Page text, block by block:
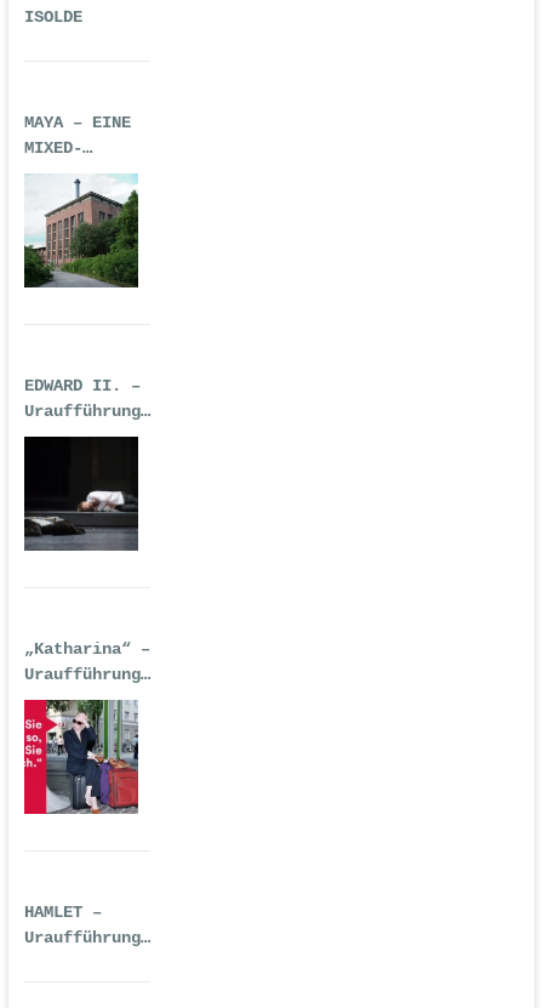
ISOLDE
MAYA – EINE
MIXED-
REALITY-
TECHNO-OPER
EDWARD II. –
Uraufführung
| Premiere:
Deutsche Oper
Berlin
„Katharina“ –
Uraufführung
| 14.
September
2016
HAMLET –
Uraufführung